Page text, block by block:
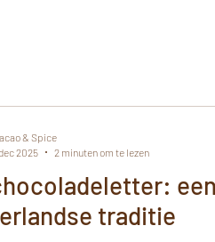
traditie
& Spice
2025
2 minuten om te lezen